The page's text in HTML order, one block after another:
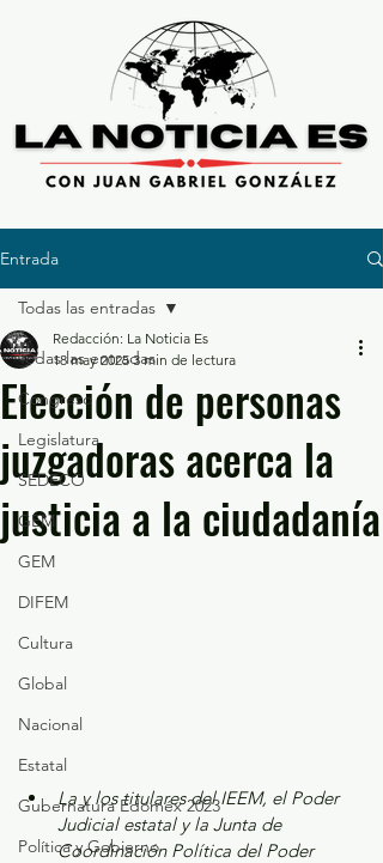
Entrada
Todas las entradas
Congreso
Legislatura
SEDECO
GEM
GEM
DIFEM
Cultura
Global
Nacional
Estatal
Gubernatura Edoméx 2023
Política y Gobierno
Todas las entradas
Elección de personas
juzgadoras acerca la
justicia a la ciudadanía
Redacción: La Noticia Es
18 may 2025 3 min de lectura
La y los titulares del IEEM, el Poder
Judicial estatal y la Junta de
Coordinación Política del Poder